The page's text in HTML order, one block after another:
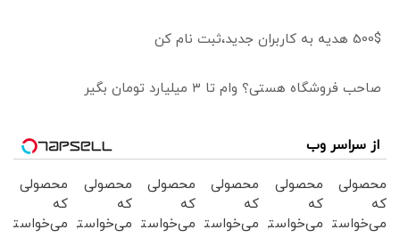
500$ هدیه به کاربران جدید،ثبت نام کن
صاحب فروشگاه هستی؟ وام تا ۳ میلیارد تومان بگیر
از سراسر وب
محصولی
که
می‌خواستی
محصولی
که
می‌خواستی
محصولی
که
می‌خواستی
محصولی
که
می‌خواستی
محصولی
که
می‌خواستی
محصولی
که
می‌خواستی